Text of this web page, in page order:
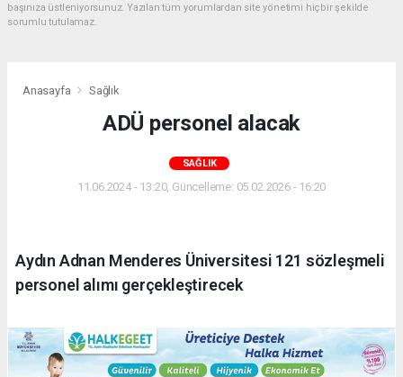
başınıza üstleniyorsunuz. Yazılan tüm yorumlardan site yönetimi hiçbir şekilde
sorumlu tutulamaz.
Anasayfa Sağlık
ADÜ personel alacak
SAĞLIK
11.06.2024 - 13:20, Güncelleme: 05.02.2026 - 16:20
Aydın Adnan Menderes Üniversitesi 121 sözleşmeli
personel alımı gerçekleştirecek